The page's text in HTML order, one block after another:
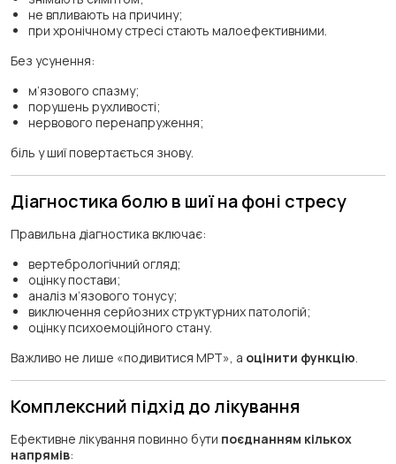
не впливають на причину;
при хронічному стресі стають малоефективними.
Без усунення:
м’язового спазму;
порушень рухливості;
нервового перенапруження;
біль у шиї повертається знову.
Діагностика болю в шиї на фоні стресу
Правильна діагностика включає:
вертебрологічний огляд;
оцінку постави;
аналіз м’язового тонусу;
виключення серйозних структурних патологій;
оцінку психоемоційного стану.
Важливо не лише «подивитися МРТ», а оцінити функцію
Комплексний підхід до лікування
Ефективне лікування повинно бути поєднанням кількох
напрямів: